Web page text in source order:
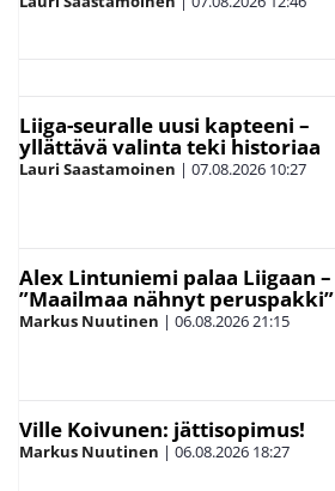
Liiga-seuralle uusi kapteeni –
yllättävä valinta teki historiaa
Lauri Saastamoinen | 07.08.2026 10:27
Alex Lintuniemi palaa Liigaan –
”Maailmaa nähnyt peruspakki”
Markus Nuutinen | 06.08.2026 21:15
Ville Koivunen: jättisopimus!
Markus Nuutinen | 06.08.2026 18:27